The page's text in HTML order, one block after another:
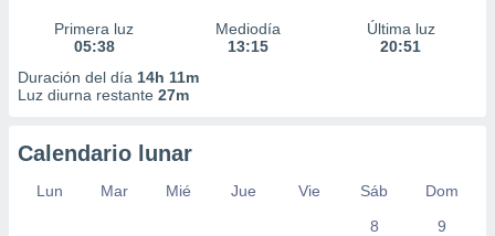
Primera luz
05:38
Mediodía
13:15
Última luz
20:51
Duración del día 14h 11m
Luz diurna restante 27m
Calendario lunar
Lun Mar Mié Jue Vie Sáb
Dom
8
9